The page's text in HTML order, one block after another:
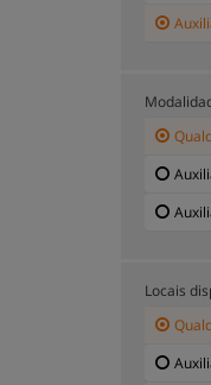
Locais